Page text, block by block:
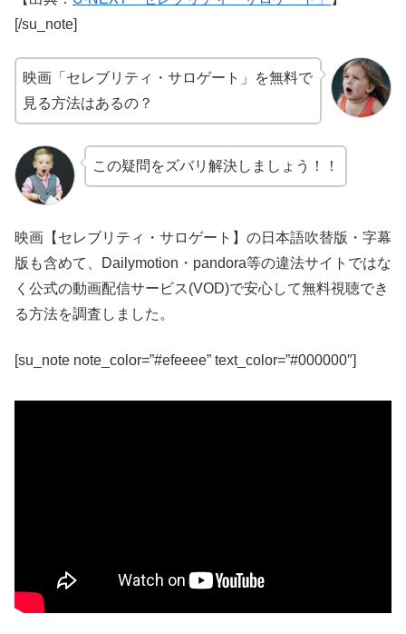
[/su_note]
映画「セレブリティ・サロゲート」を無料で
見る方法はあるの？
この疑問をズバリ解決しましょう！！
映画【セレブリティ・サロゲート】の日本語吹替版・字幕
版も含めて、Dailymotion・pandora等の違法サイトではな
く公式の動画配信サービス(VOD)で安心して無料視聴でき
る方法を調査しました。
[su_note note_color=”#efeeee” text_color=”#000000″]